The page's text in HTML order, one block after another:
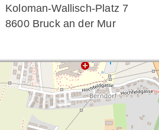
Koloman-Wallisch-Platz 7
8600 Bruck an der Mur